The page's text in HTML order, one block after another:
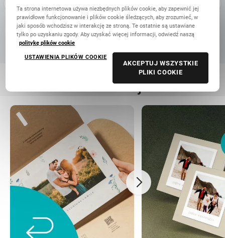
Ekipa zrobiła genialny fotoalbum na 4 dni przed świętami, dotarł
jak obiecywali na czas i był prezent pod choinkę. Jakość super,
papier wypas, okładka przyjemna, do tego jeszcze bony zniżkowe
na ...
Nasza troska to Twoja beztroska
Ta strona internetowa używa niezbędnych plików cookie, aby zapewnić jej
prawidłowe funkcjonowanie i plików cookie śledzących, aby zrozumieć, w
jaki sposób wchodzisz w interakcję ze stroną. Te ostatnie są ustawiane
tylko po uzyskaniu zgody. Aby uzyskać więcej informacji, odwiedź naszą
politykę plików cookie
USTAWIENIA PLIKÓW COOKIE
AKCEPTUJ WSZYSTKIE
PLIKI COOKIE